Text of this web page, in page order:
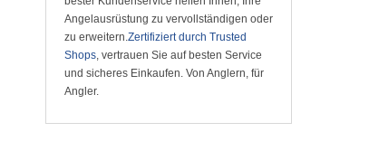
Angelausrüstung zu vervollständigen oder
zu erweitern.Zertifiziert durch Trusted
Shops, vertrauen Sie auf besten Service
und sicheres Einkaufen. Von Anglern, für
Angler.